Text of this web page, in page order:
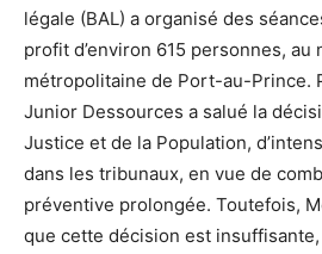
légale (BAL) a organisé des
profit d’environ 615 personnes, au
métropolitaine de Port-au-Prince.
Junior Dessources a salué la
Justice et de la Population,
dans les tribunaux, en vue de
préventive prolongée. Toutefois,
que cette décision est